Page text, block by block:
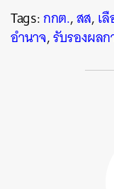
Tags:กกต.,สส,เ
อำนาจ,รับรองผลก